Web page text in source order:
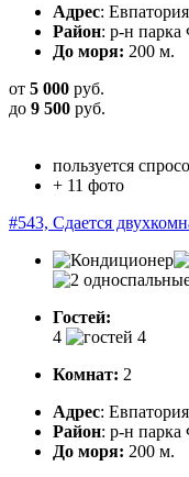
Адрес:
Район: р-н парка
До моря: 200 м.
от 5 000 руб.
до 9 500 руб.
пользуется
+ 11 фото
#543, Сдается
Гостей:
4
Комнат: 2
Адрес:
Район: р-н парка
До моря: 200 м.